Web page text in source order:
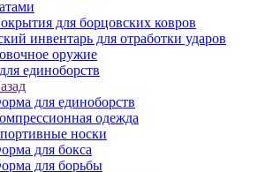
для борцовских ковров
инвентарь для отработки ударов
оружие
единоборств
для единоборств
одежда
носки
для бокса
для борьбы